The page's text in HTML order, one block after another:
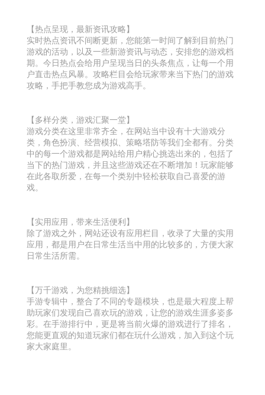
【热点呈现，最新资讯攻略】
实时热点资讯不间断更新，您能第一时间了解到目前热门
游戏的活动，以及一些新游资讯与动态，安排您的游戏档
期。今日热点会给用户呈现当日的头条焦点，让每一个用
户直击热点风暴。攻略栏目会给玩家带来当下热门的游戏
攻略，手把手教您成为游戏高手。
【多样分类，游戏汇聚一堂】
游戏分类在这里非常齐全，在网站当中设有十大游戏分
类，角色扮演、经营模拟、策略塔防等我们全都有。分类
中的每一个游戏都是网站给用户精心挑选出来的，包括了
当下的热门游戏，并且这些游戏还在不断增加！玩家能够
在此各取所爱，在每一个类别中轻松获取自己喜爱的游
戏。
【实用应用，带来生活便利】
除了游戏之外，网站还设有应用栏目，收录了大量的实用
应用，都是用户在日常生活当中用的比较多的，方便大家
日常生活所需。
【万千游戏，为您精挑细选】
手游专辑中，整合了不同的专题模块，也是最大程度上帮
助玩家们发现自己喜欢玩的游戏，让您的游戏生涯多姿多
彩。在手游排行中，更是将当前火爆的游戏进行了排名，
您能更直观的知道玩家们都在玩什么游戏，加入到这个玩
家大家庭里。